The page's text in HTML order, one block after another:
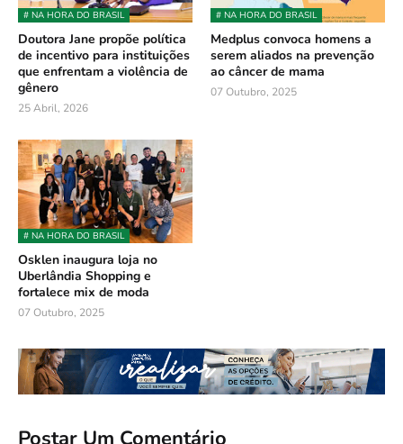
# NA HORA DO BRASIL
Doutora Jane propõe política
de incentivo para instituições
que enfrentam a violência de
gênero
25 Abril, 2026
# NA HORA DO BRASIL
Medplus convoca homens a
serem aliados na prevenção
ao câncer de mama
07 Outubro, 2025
# NA HORA DO BRASIL
Osklen inaugura loja no
Uberlândia Shopping e
fortalece mix de moda
07 Outubro, 2025